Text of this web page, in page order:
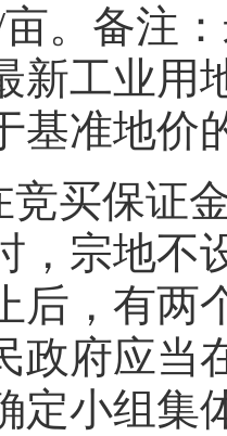
亩。备注
新工业用
基准地价
保证金
，宗地不
后，有两
政府应当
定小组集